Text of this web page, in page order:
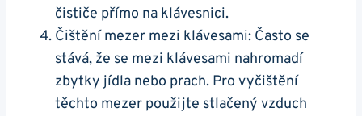
čističe přímo‌ na klávesnici.
Čištění mezer mezi klávesami: Často se
stává, že se mezi klávesami nahromadí
zbytky jídla nebo prach. Pro vyčištění
těchto mezer použijte stlačený ⁤vzduch